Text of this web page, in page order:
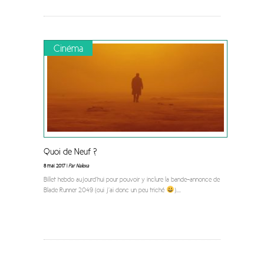
Cinéma
Quoi de Neuf ?
8 mai 2017 |Par Nalexa
Billet hebdo aujourd’hui pour pouvoir y inclure la bande-annonce de
Blade Runner 2049 (oui j’ai donc un peu triché
)....